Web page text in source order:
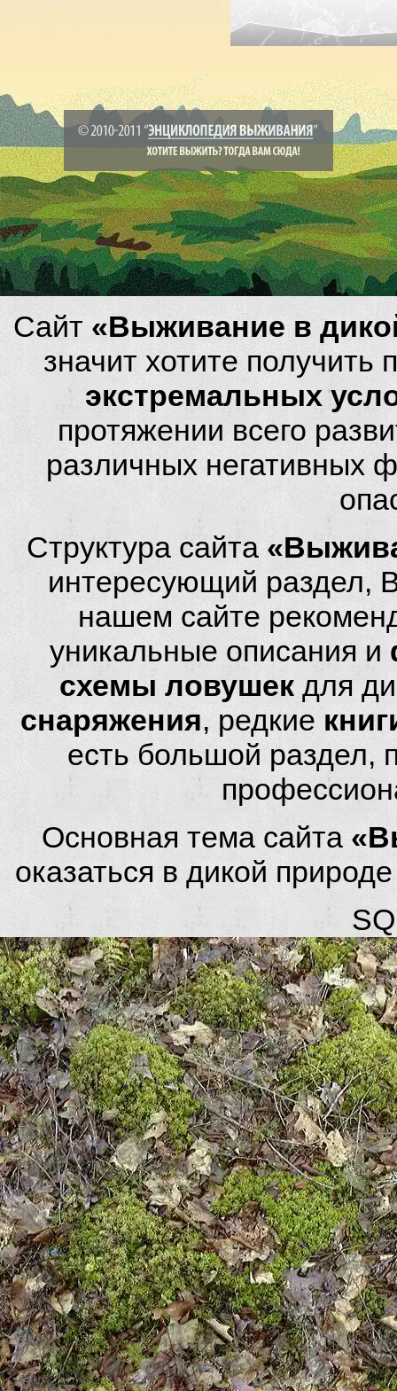
Сайт «Выживание в
значит хотите
экстремальных
протяжении всего
различных негативных
Структура сайта
интересующий раздел,
нашем сайте
уникальные описания и
схемы ловушек для
снаряжения, редкие
есть большой
Основная тема сайта
оказаться в дикой